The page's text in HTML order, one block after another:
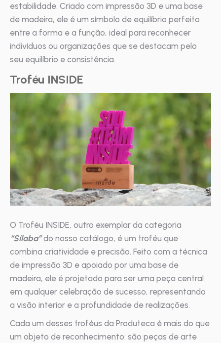
estabilidade. Criado com impressão 3D e uma base
de madeira, ele é um símbolo de equilíbrio perfeito
entre a forma e a função, ideal para reconhecer
indivíduos ou organizações que se destacam pelo
seu equilíbrio e consistência.
Troféu INSIDE
O Troféu INSIDE, outro exemplar da categoria
“Sílaba”do nosso catálogo, é um troféu que
combina criatividade e precisão. Feito com a técnica
de impressão 3D e apoiado por uma base de
madeira, ele é projetado para ser uma peça central
em qualquer celebração de sucesso, representando
a visão interior e a profundidade de realizações.
Cada um desses troféus da Produteca é mais do que
um objeto de reconhecimento: são peças de arte